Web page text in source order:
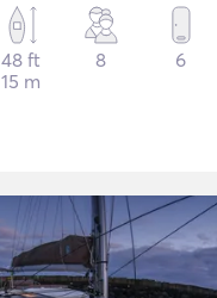
48 ft
15 m
8 6